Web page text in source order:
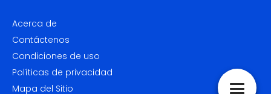
Acerca de
Contáctenos
Condiciones de uso
Políticas de privacidad
Mapa del Sitio